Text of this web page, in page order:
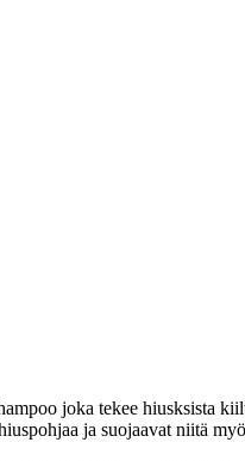
joka tekee hiusksista
ja suojaavat niitä